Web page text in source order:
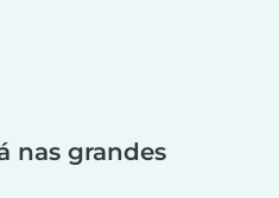
nas grandes